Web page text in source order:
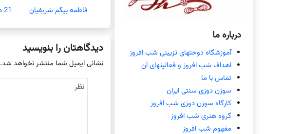
فاطمه بیگم شریفیان
21 دسامبر 2021
دیدگاهتان را بنویسید
نشانی ایمیل شما منتشر نخواهد شد.
درباره ما
آموزشگاه دوختهای تزیینی شب افروز
اهداف شب افروز و فعالیتهای آن
تماس با ما
سوزن دوزی سنتی ایران
کارگاه سوزن دوزی شب افروز
گروه هنری شب افروز
مفهوم شب افروز